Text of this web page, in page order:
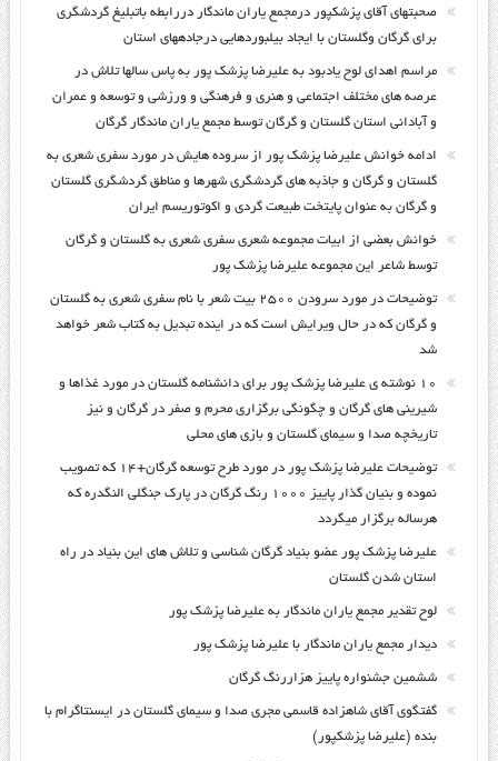
صحبتهای آقای پزشکپور درمجمع یاران ماندگار دررابطه باتبلیغ گردشگری
برای گرگان وگلستان با ایجاد بیلبوردهایی درجادههای استان
مراسم اهدای لوح یادبود به علیرضا پزشک پور به پاس سالها تلاش در
عرصه های مختلف اجتماعی و هنری و فرهنگی و ورزشی و توسعه و عمران
و آبادانی استان گلستان و گرگان توسط مجمع یاران ماندگار گرگان
ادامه خوانش علیرضا پزشک پور از سروده هایش در مورد سفری شعری به
گلستان و گرگان و جاذبه های گردشگری شهرها و مناطق گردشگری گلستان
و گرگان به عنوان پایتخت طبیعت گردی و اکوتوریسم ایران
خوانش بعضی از ابیات مجموعه شعری سفری شعری به گلستان و گرگان
توسط شاعر این مجموعه علیرضا پزشک پور
توضیحات در مورد سرودن ۲۵۰۰ بیت شعر با نام سفری شعری به گلستان
و گرگان که در حال ویرایش است که در اینده تبدیل به کتاب شعر خواهد
شد
۱۰ نوشته ی علیرضا پزشک پور برای دانشنامه گلستان در مورد غذاها و
شیرینی های گرگان و چگونگی برگزاری محرم و صفر در گرگان و نیز
تاریخچه صدا و سیمای گلستان و بازی های محلی
توضیحات علیرضا پزشک پور در مورد طرح توسعه گرگان+۱۴ که تصویب
نموده و بنیان گذار پاییز ۱۰۰۰ رنگ گرگان در پارک جنگلی النگدره که
هرساله برگزار میگردد
علیرضا پزشک پور عضو بنیاد گرگان شناسی و تلاش های این بنیاد در راه
استان شدن گلستان
لوح تقدیر مجمع یاران ماندگار به علیرضا پزشک پور
دیدار مجمع یاران ماندگار با علیرضا پزشک پور
ششمین جشنواره پاییز هزاررنگ گرگان
گفتگوی آقای شاهزاده قاسمی مجری صدا و سیمای گلستان در ایسنتاگرام با
بنده (علیرضا پزشکپور)